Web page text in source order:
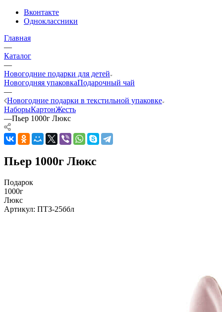
Вконтакте
Одноклассники
Главная
—
Каталог
—
Новогодние подарки для детей
Новогодняя упаковкаПодарочный чай
—
Новогодние подарки в текстильной упаковке
НаборыКартонЖесть
—Пьер 1000г Люкс
Пьер 1000г Люкс
Подарок
1000г
Люкс
Артикул: ПТЗ-25ббл